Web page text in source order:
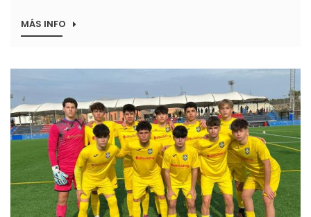
MÁS INFO SOBRE
NUEVAS
COMPLETAR
SU
PROMOCIÓN
POLOP
HILLS
ANTE
EL
INCREMENTO
DE
VENTAS